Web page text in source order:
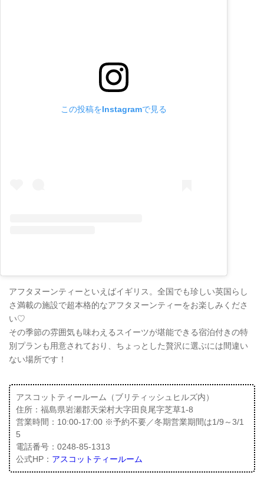
この投稿をInstagramで見る
アフタヌーンティーといえばイギリス。全国でも珍しい英国らし
さ満載の施設で超本格的なアフタヌーンティーをお楽しみくださ
い♡
その季節の雰囲気も味わえるスイーツが堪能できる宿泊付きの特
別プランも用意されており、ちょっとした贅沢に選ぶには間違い
ない場所です！
アスコットティールーム（ブリティッシュヒルズ内）
住所：福島県岩瀬郡天栄村大字田良尾字芝草1-8
営業時間：10:00-17:00 ※予約不要／冬期営業期間は1/9～3/1
5
電話番号：0248-85-1313
公式HP： アスコットティールーム